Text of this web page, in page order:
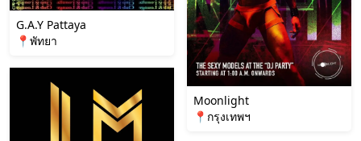
G.A.Y Pattaya
📍พัทยา
Moonlight
📍กรุงเทพฯ